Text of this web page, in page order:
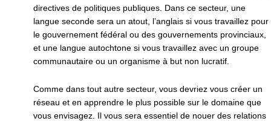
directives de politiques publiques. Dans ce secteur, une
langue seconde sera un atout, l’anglais si vous travaillez pour
le gouvernement fédéral ou des gouvernements provinciaux,
et une langue autochtone si vous travaillez avec un groupe
communautaire ou un organisme à but non lucratif.
Comme dans tout autre secteur, vous devriez vous créer un
réseau et en apprendre le plus possible sur le domaine que
vous envisagez. Il vous sera essentiel de nouer des relations